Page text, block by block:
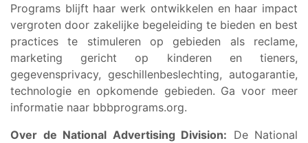
Programs blijft haar werk ontwikkelen en haar impact
vergroten door zakelijke begeleiding te bieden en best
practices te stimuleren op gebieden als reclame,
marketing gericht op kinderen en tieners,
gegevensprivacy, geschillenbeslechting, autogarantie,
technologie en opkomende gebieden. Ga voor meer
informatie naar bbbprograms.org.
Over de National Advertising Division: De National